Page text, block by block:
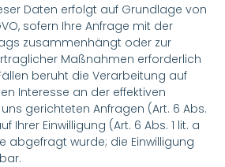
Daten erfolgt auf Grundlage von
sofern Ihre Anfrage mit der
zusammenhängt oder zur
Maßnahmen erforderlich
beruht die Verarbeitung auf
Interesse an der effektiven
gerichteten Anfragen (Art. 6 Abs.
Ihrer Einwilligung (Art. 6 Abs. 1 lit. a
abgefragt wurde; die Einwilligung